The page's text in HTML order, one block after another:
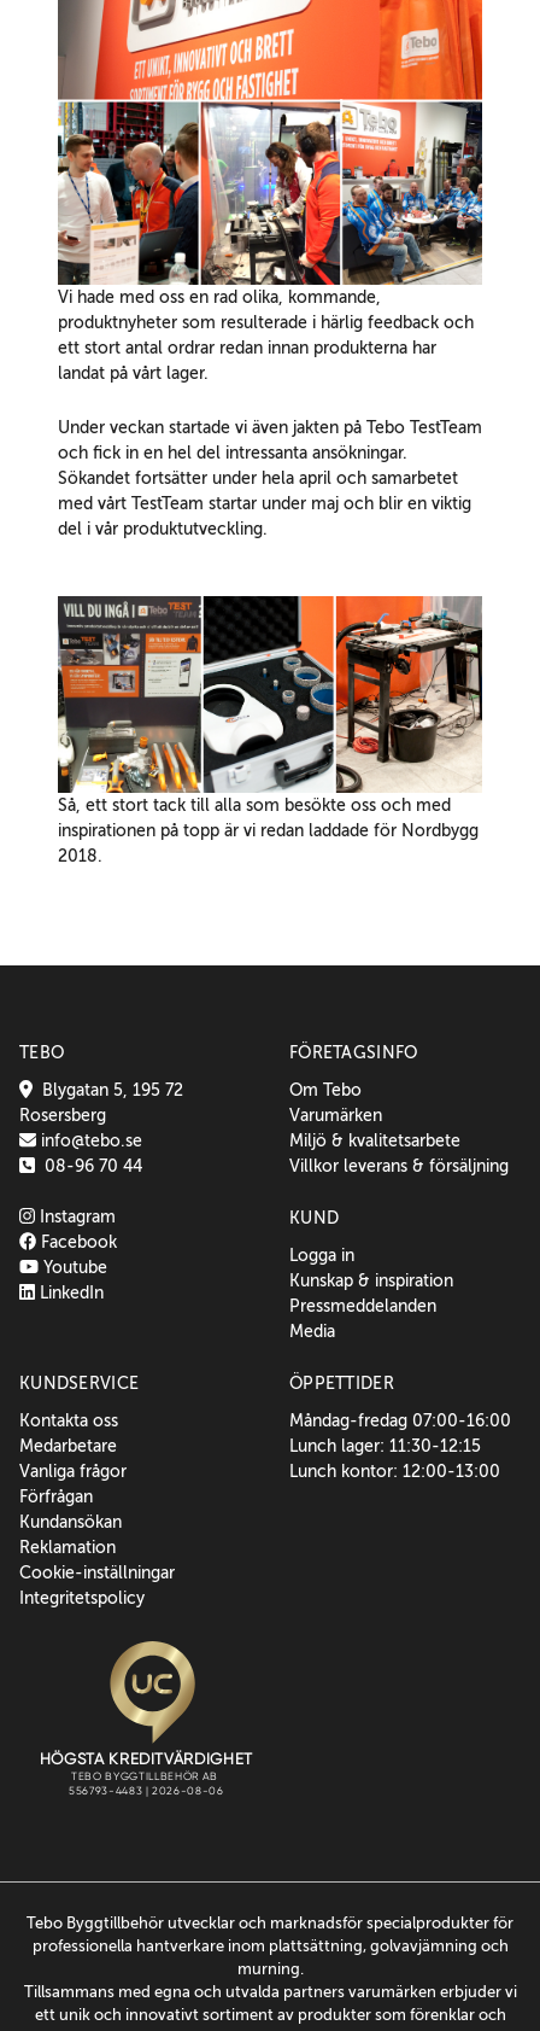
Vi hade med oss en rad olika, kommande,
produktnyheter som resulterade i härlig feedback och
ett stort antal ordrar redan innan produkterna har
landat på vårt lager.
Under veckan startade vi även jakten på Tebo TestTeam
och fick in en hel del intressanta ansökningar.
Sökandet fortsätter under hela april och samarbetet
med vårt TestTeam startar under maj och blir en viktig
del i vår produktutveckling.
Så, ett stort tack till alla som besökte oss och med
inspirationen på topp är vi redan laddade för Nordbygg
2018.
TEBO
Blygatan 5, 195 72
Rosersberg
info@tebo.se
08-96 70 44
Instagram
Facebook
Youtube
LinkedIn
FÖRETAGSINFO
Om Tebo
Varumärken
Miljö & kvalitetsarbete
Villkor leverans & försäljning
KUND
Logga in
Kunskap & inspiration
Pressmeddelanden
Media
KUNDSERVICE
Kontakta oss
Medarbetare
Vanliga frågor
Förfrågan
Kundansökan
Reklamation
Cookie-inställningar
Integritetspolicy
ÖPPETTIDER
Måndag-fredag 07:00-16:00
Lunch lager: 11:30-12:15
Lunch kontor: 12:00-13:00
Tebo Byggtillbehör utvecklar och marknadsför specialprodukter för
professionella hantverkare inom plattsättning, golvavjämning och
murning.
Tillsammans med egna och utvalda partners varumärken erbjuder vi
ett unik och innovativt sortiment av produkter som förenklar och